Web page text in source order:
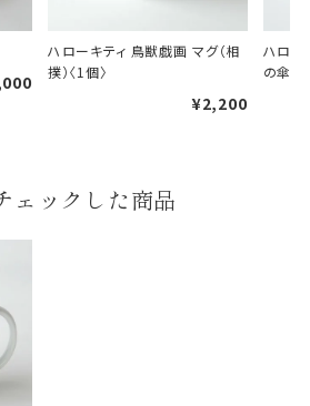
装
いて
ハローキティ 鳥獣戯画 マグ（相
撲）〈1個〉
¥2,200
ハロー
の傘）
ェックした商品